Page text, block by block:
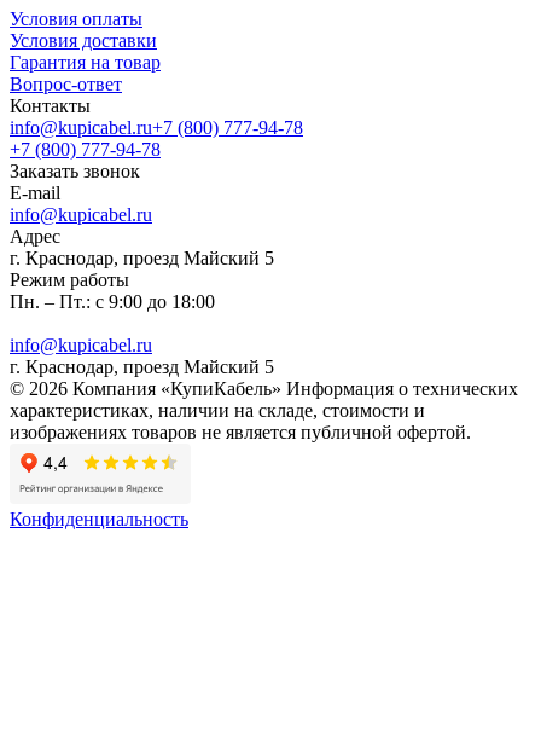
Условия оплаты
Условия доставки
Гарантия на товар
Вопрос-ответ
Контакты
info@kupicabel.ru+7 (800) 777-94-78
+7 (800) 777-94-78
Заказать звонок
E-mail
info@kupicabel.ru
Адрес
г. Краснодар, проезд Майский 5
Режим работы
Пн. – Пт.: с 9:00 до 18:00
info@kupicabel.ru
г. Краснодар, проезд Майский 5
© 2026 Компания «КупиКабель» Информация о технических
характеристиках, наличии на складе, стоимости и
изображениях товаров не является публичной офертой.
Конфиденциальность